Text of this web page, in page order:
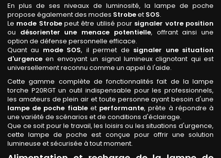
En plus de ses niveaux de luminosité, la lampe de poche
propose également des modes Strobeet SOS.
Le mode Strobepeut être utilisé pour signaler votre position
ou désorienter une menace potentielle, offrant ainsi une
option de défense personnelle efficace.
Quant au mode SOS, il permet de signaler une situation
d'urgence en envoyant un signal lumineux clignotant qui est
universellement reconnu comme un appel à l'aide.
Cette gamme complète de fonctionnalités fait de la lampe
torche P20RGT un outil indispensable pour les professionnels,
les amateurs de plein air et toute personne ayant besoin d'une
lampe de poche fiableet performante, prête à répondre à
une variété de scénarios et de conditions d'éclairage.
Que ce soit pour le travail, les loisirs ou les situations d'urgence,
cette lampe de poche est conçue pour offrir une solution
lumineuse et sécurisée à tout moment.